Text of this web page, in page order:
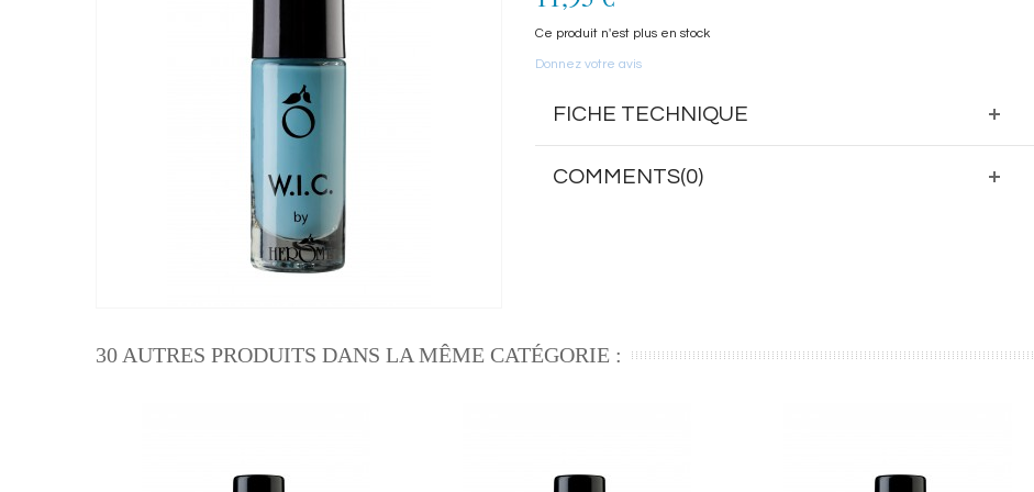
on line 75
Ce produit n'est plus en stock
Donnez votre avis
FICHE TECHNIQUE
COMMENTS(0)
30 AUTRES PRODUITS DANS LA MÊME CATÉGORIE :